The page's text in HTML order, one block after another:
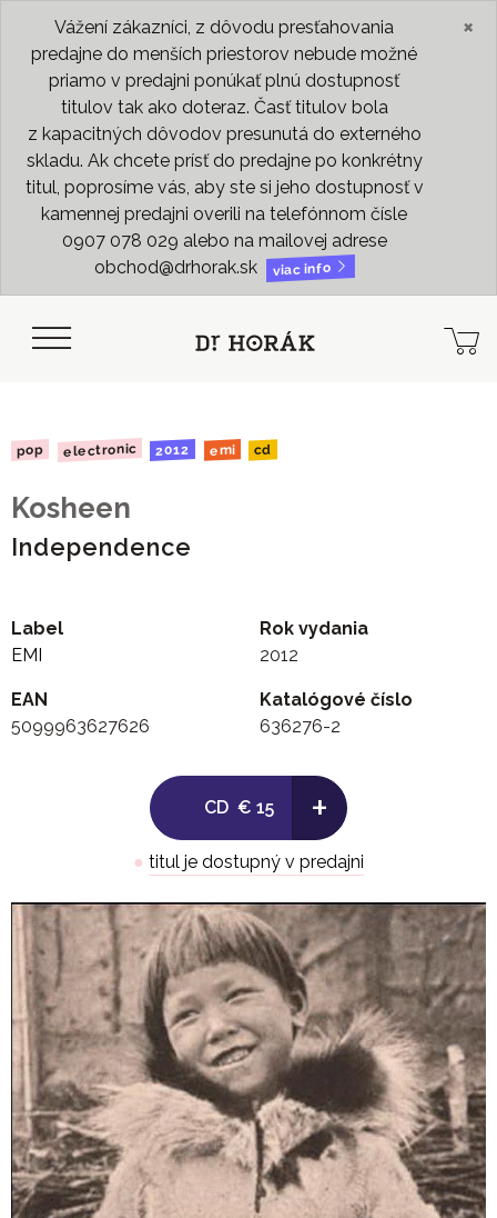
Vážení zákazníci, z dôvodu presťahovania
predajne do menších priestorov nebude možné
priamo v predajni ponúkať plnú dostupnosť
titulov tak ako doteraz. Časť titulov bola
z kapacitných dôvodov presunutá do externého
skladu. Ak chcete prísť do predajne po konkrétny
titul, poprosíme vás, aby ste si jeho dostupnosť v
kamennej predajni overili na telefónnom čísle
0907 078 029 alebo na mailovej adrese
obchod@drhorak.sk
viac info
×
pop electronic 2012 emi cd
Kosheen
Independence
Label
EMI
Rok vydania
2012
EAN
5099963627626
Katalógové číslo
636276-2
CD € 15 +
● titul je dostupný v predajni